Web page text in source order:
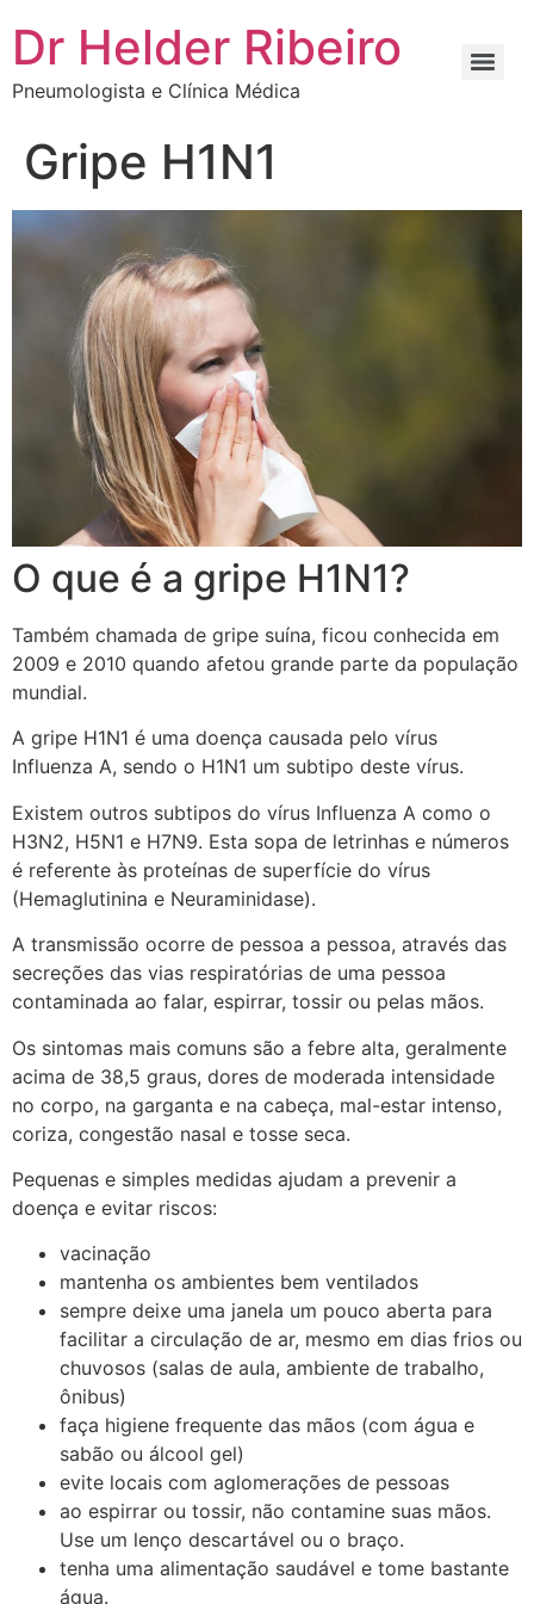
Dr Helder Ribeiro
Pneumologista e Clínica Médica
Gripe H1N1
O que é a gripe H1N1?
Também chamada de gripe suína, ficou conhecida em
2009 e 2010 quando afetou grande parte da população
mundial.
A gripe H1N1 é uma doença causada pelo vírus
Influenza A, sendo o H1N1 um subtipo deste vírus.
Existem outros subtipos do vírus Influenza A como o
H3N2, H5N1 e H7N9. Esta sopa de letrinhas e números
é referente às proteínas de superfície do vírus
(Hemaglutinina e Neuraminidase).
A transmissão ocorre de pessoa a pessoa, através das
secreções das vias respiratórias de uma pessoa
contaminada ao falar, espirrar, tossir ou pelas mãos.
Os sintomas mais comuns são a febre alta, geralmente
acima de 38,5 graus, dores de moderada intensidade
no corpo, na garganta e na cabeça, mal-estar intenso,
coriza, congestão nasal e tosse seca.
Pequenas e simples medidas ajudam a prevenir a
doença e evitar riscos:
vacinação
mantenha os ambientes bem ventilados
sempre deixe uma janela um pouco aberta para
facilitar a circulação de ar, mesmo em dias frios ou
chuvosos (salas de aula, ambiente de trabalho,
ônibus)
faça higiene frequente das mãos (com água e
sabão ou álcool gel)
evite locais com aglomerações de pessoas
ao espirrar ou tossir, não contamine suas mãos.
Use um lenço descartável ou o braço.
tenha uma alimentação saudável e tome bastante
água.